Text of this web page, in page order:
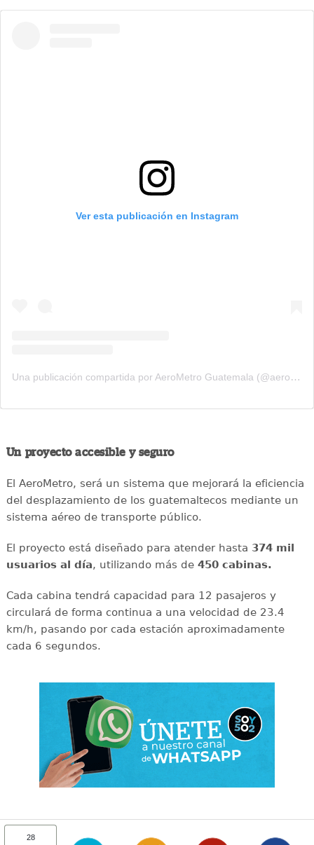
Ver esta publicación en Instagram
Una publicación compartida por AeroMetro Guatemala (@aerometrogt)
Un proyecto accesible y seguro
El AeroMetro, será un sistema que mejorará la eficiencia
del desplazamiento de los guatemaltecos mediante un
sistema aéreo de transporte público.
El proyecto está diseñado para atender hasta 374 mil
usuarios al día, utilizando más de 450 cabinas.
Cada cabina tendrá capacidad para 12 pasajeros y
circulará de forma continua a una velocidad de 23.4
km/h, pasando por cada estación aproximadamente
cada 6 segundos.
28